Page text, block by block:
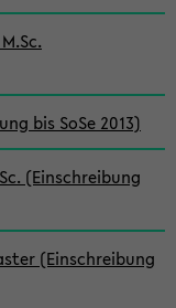
bis SoSe 2013)
(Einschreibung
(Einschreibung